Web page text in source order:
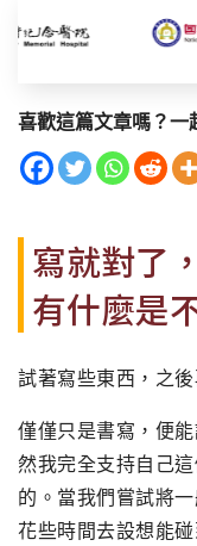
喜歡這篇文章嗎？一
寫就對了
有什麼是
試著寫些東西，之
僅僅只是書寫，便
然我完全支持自己
的。當我們嘗試將
花些時間去設想能